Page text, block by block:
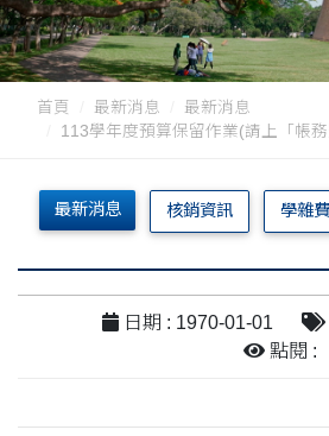
首頁 最新消息
最新消息
113學年度預算保留作業(請上「帳
最新消息 核銷資訊 學雜
日期 : 1970-01-01
點閱 :